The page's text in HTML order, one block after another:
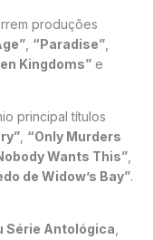
produções
, “Paradise”,
Kingdoms”e
principal títulos
, “Only Murders
Wants This”,
de Widow’s Bay”.
Série Antológica